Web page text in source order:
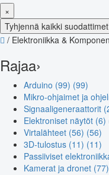
×
Tyhjennä kaikki suodattimet
/ Elektroniikka &
Rajaa›
Arduino (99) (99)
Mikro-ohjaimet ja
Signaaligeneraattorit
Elektroniset näytöt (6)
Virtalähteet (56) (56)
3D-tulostus (11) (11)
Passiiviset
Kamerat ja dronet (77)